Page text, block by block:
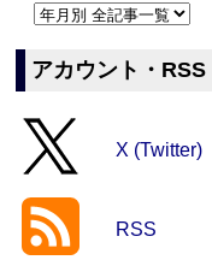
アカウント・RSS
X (Twitter)
RSS